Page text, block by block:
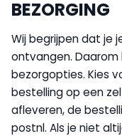
BEZORGING
Wij begrijpen dat je
ontvangen. Daarom
bezorgopties. Kies
bestelling op een
afleveren, de
postnl. Als je niet